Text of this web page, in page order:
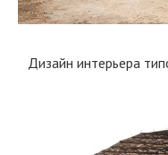
Дизайн интерьера